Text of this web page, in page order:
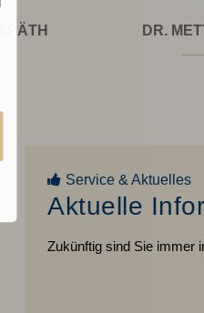
DR.
Service & Aktuelles
Aktuelle
Zukünftig sind Sie immer